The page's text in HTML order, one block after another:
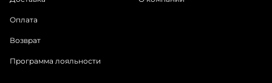
Оплата
Возврат
Программа лояльности